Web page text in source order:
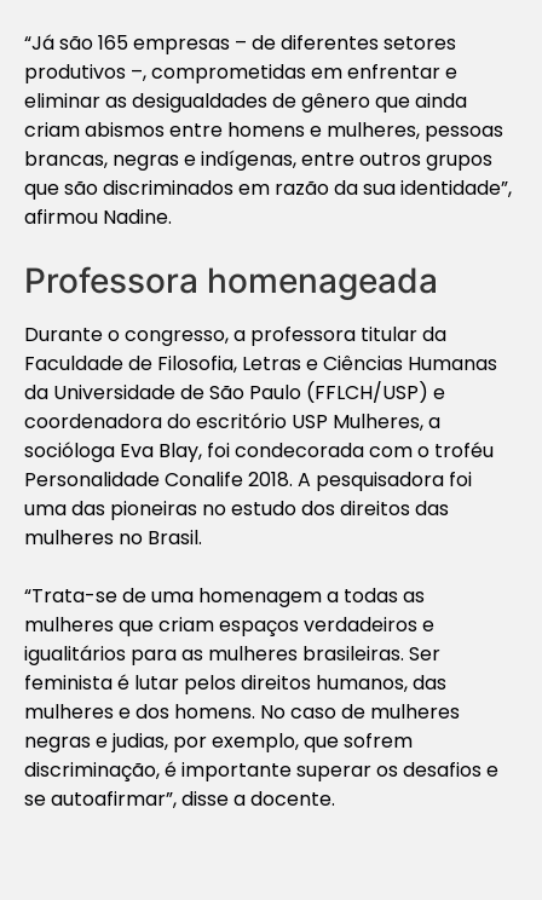
“Já são 165 empresas – de diferentes setores
produtivos –, comprometidas em enfrentar e
eliminar as desigualdades de gênero que ainda
criam abismos entre homens e mulheres, pessoas
brancas, negras e indígenas, entre outros grupos
que são discriminados em razão da sua identidade”,
afirmou Nadine.
Professora homenageada
Durante o congresso, a professora titular da
Faculdade de Filosofia, Letras e Ciências Humanas
da Universidade de São Paulo (FFLCH/USP) e
coordenadora do escritório USP Mulheres, a
socióloga Eva Blay, foi condecorada com o troféu
Personalidade Conalife 2018. A pesquisadora foi
uma das pioneiras no estudo dos direitos das
mulheres no Brasil.
“Trata-se de uma homenagem a todas as
mulheres que criam espaços verdadeiros e
igualitários para as mulheres brasileiras. Ser
feminista é lutar pelos direitos humanos, das
mulheres e dos homens. No caso de mulheres
negras e judias, por exemplo, que sofrem
discriminação, é importante superar os desafios e
se autoafirmar”, disse a docente.